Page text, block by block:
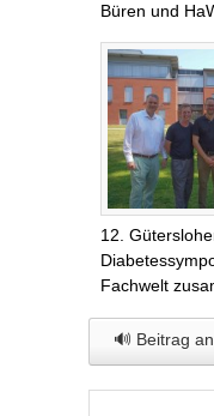
Büren und
12.
Fachwelt
🔊 Beitrag